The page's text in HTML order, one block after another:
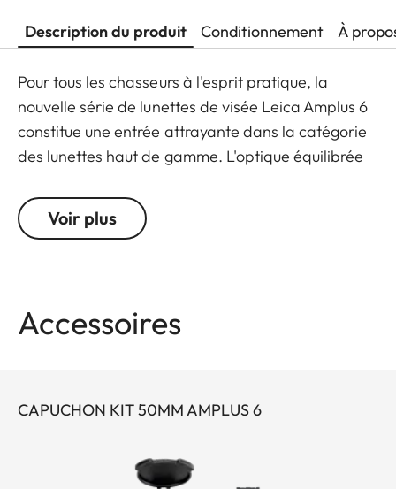
Description du produit Conditionnement À
Pour tous les chasseurs à l'esprit pratique, la
nouvelle série de lunettes de visée Leica Amplus 6
constitue une entrée attrayante dans la catégorie
des lunettes haut de gamme. L'optique équilibrée
lumineux extrêmement net, un zoom 6x, une
grande pupille de sortie et un large champ de
conditions météorologiques les plus défavorables.
flexible au moment décisif.
Voir plus
Accessoires
CAPUCHON KIT 50MM AMPLUS 6